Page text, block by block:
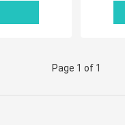
Page 1 of 1